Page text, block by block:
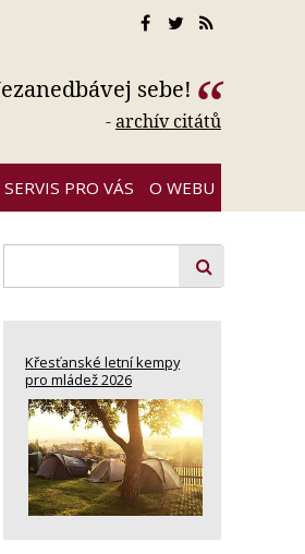
sebe!
-archív citátů
SERVIS PRO VÁS O WEBU
Křesťanské letní kempy
pro mládež 2026